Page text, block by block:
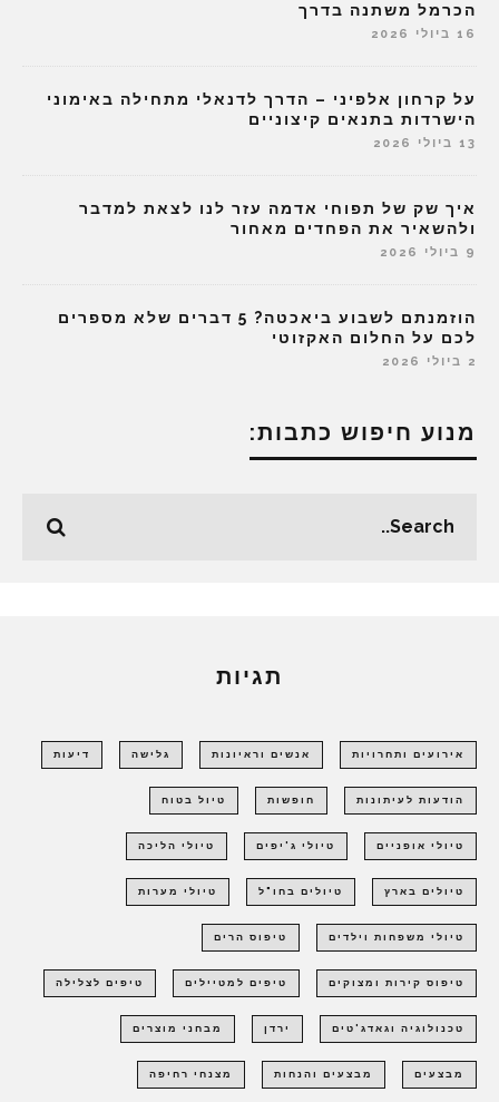
הכרמל משתנה בדרך
16 ביולי 2026
על קרחון אלפיני – הדרך לדנאלי מתחילה באימוני
הישרדות בתנאים קיצוניים
13 ביולי 2026
איך שק של תפוחי אדמה עזר לנו לצאת למדבר
ולהשאיר את הפחדים מאחור
9 ביולי 2026
הוזמנתם לשבוע ביאכטה? 5 דברים שלא מספרים
לכם על החלום האקזוטי
2 ביולי 2026
מנוע חיפוש כתבות:
תגיות
אירועים ותחרויות אנשים וראיונות גלישה דיעות
הודעות לעיתונות חופשות טיול בטוח
טיולי אופניים טיולי ג'יפים טיולי הליכה
טיולים בארץ טיולים בחו"ל טיולי מערות
טיולי משפחות וילדים טיפוס הרים
טיפוס קירות ומצוקים טיפים למטיילים טיפים לצלילה
טכנולוגיה וגאדג'טים ירדן מבחני מוצרים
מבצעים מבצעים והנחות מצנחי רחיפה